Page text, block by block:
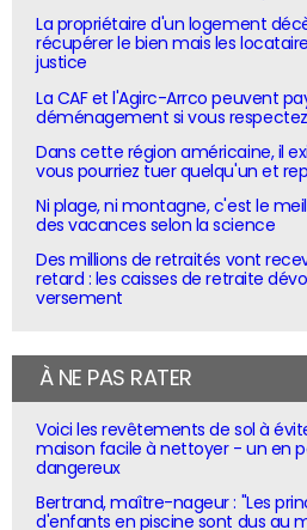
La propriétaire d'un logement
récupérer le bien mais les
justice
La CAF et l'Agirc-Arrco peuvent
déménagement si vous
Dans cette région américaine, il
vous pourriez tuer quelqu'un et
Ni plage, ni montagne, c'est le
des vacances selon la science
Des millions de retraités vont
retard : les caisses de retraite
versement
À NE PAS RATER
Voici les revêtements de sol à
maison facile à nettoyer - un en
dangereux
Bertrand, maître-nageur : "Les
d'enfants en piscine sont dus au